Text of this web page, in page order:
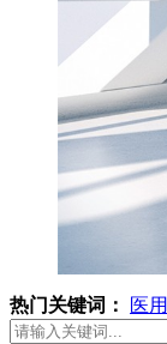
热门关键词： 医